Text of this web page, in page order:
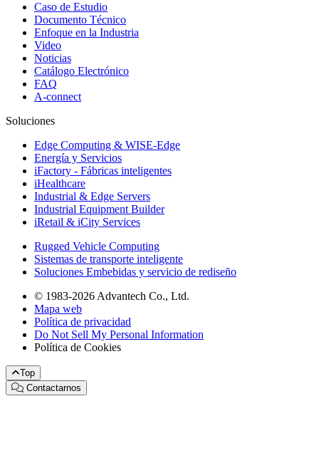
Caso de Estudio
Documento Técnico
Enfoque en la Industria
Video
Noticias
Catálogo Electrónico
FAQ
A-connect
Soluciones
Edge Computing & WISE-Edge
Energía y Servicios
iFactory - Fábricas inteligentes
iHealthcare
Industrial & Edge Servers
Industrial Equipment Builder
iRetail & iCity Services
Rugged Vehicle Computing
Sistemas de transporte inteligente
Soluciones Embebidas y servicio de rediseño
© 1983-2026 Advantech Co., Ltd.
Mapa web
Política de privacidad
Do Not Sell My Personal Information
Política de Cookies
Top
Contactarnos